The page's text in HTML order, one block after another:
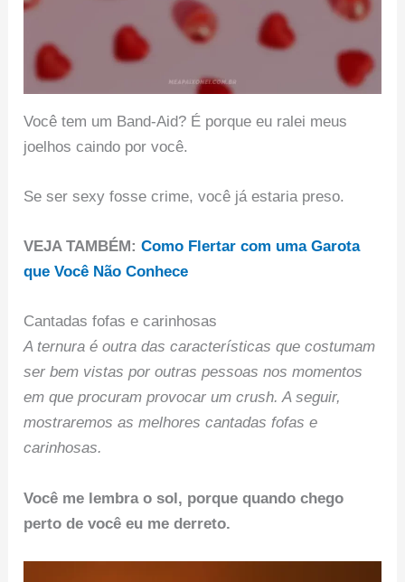
Você tem um Band-Aid? É porque eu ralei meus
joelhos caindo por você.
Se ser sexy fosse crime, você já estaria preso.
VEJA TAMBÉM:Como Flertar com uma Garota
que Você Não Conhece
Cantadas fofas e carinhosas
A ternura é outra das características que costumam
ser bem vistas por outras pessoas nos momentos
em que procuram provocar um crush. A seguir,
mostraremos as melhores cantadas fofas e
carinhosas.
Você me lembra o sol, porque quando chego
perto de você eu me derreto.